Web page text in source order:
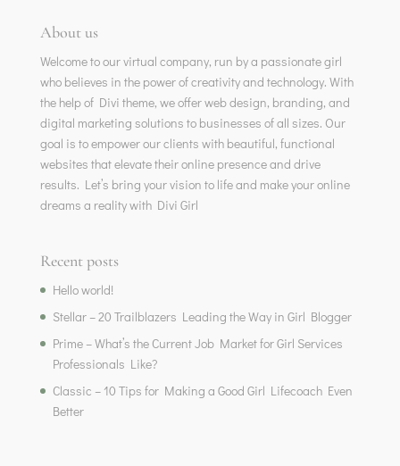
About us
Welcome to our virtual company, run by a passionate girl
who believes in the power of creativity and technology. With
the help of Divi theme, we offer web design, branding, and
digital marketing solutions to businesses of all sizes. Our
goal is to empower our clients with beautiful, functional
websites that elevate their online presence and drive
results. Let’s bring your vision to life and make your online
dreams a reality with Divi Girl
Recent posts
Hello world!
Stellar – 20 Trailblazers Leading the Way in Girl Blogger
Prime – What’s the Current Job Market for Girl Services
Professionals Like?
Classic – 10 Tips for Making a Good Girl Lifecoach Even
Better